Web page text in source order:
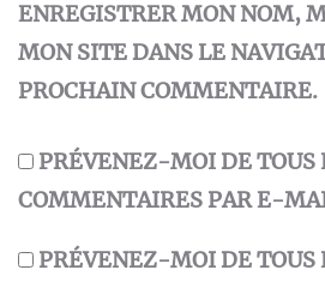
ENREGISTRER MON NOM,
MON SITE DANS LE
PROCHAIN COMMENTAIRE.
PRÉVENEZ-MOI DE TOUS
COMMENTAIRES PAR E-
PRÉVENEZ-MOI DE TOUS